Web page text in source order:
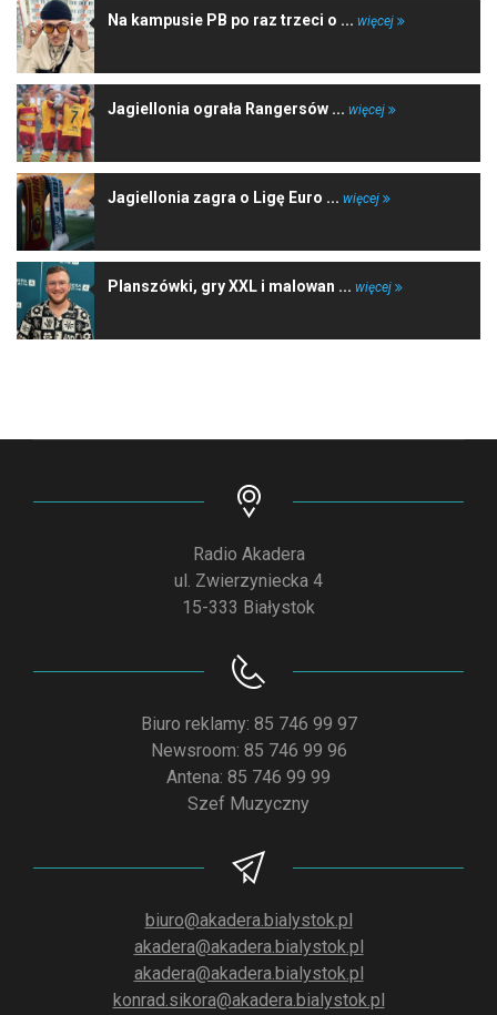
Na kampusie PB po raz trzeci o ... więcej
Jagiellonia ograła Rangersów ... więcej
Jagiellonia zagra o Ligę Euro ... więcej
Planszówki, gry XXL i malowan ... więcej
Radio Akadera
ul. Zwierzyniecka 4
15-333 Białystok
Biuro reklamy: 85 746 99 97
Newsroom: 85 746 99 96
Antena: 85 746 99 99
Szef Muzyczny
biuro@akadera.bialystok.pl
akadera@akadera.bialystok.pl
akadera@akadera.bialystok.pl
konrad.sikora@akadera.bialystok.pl